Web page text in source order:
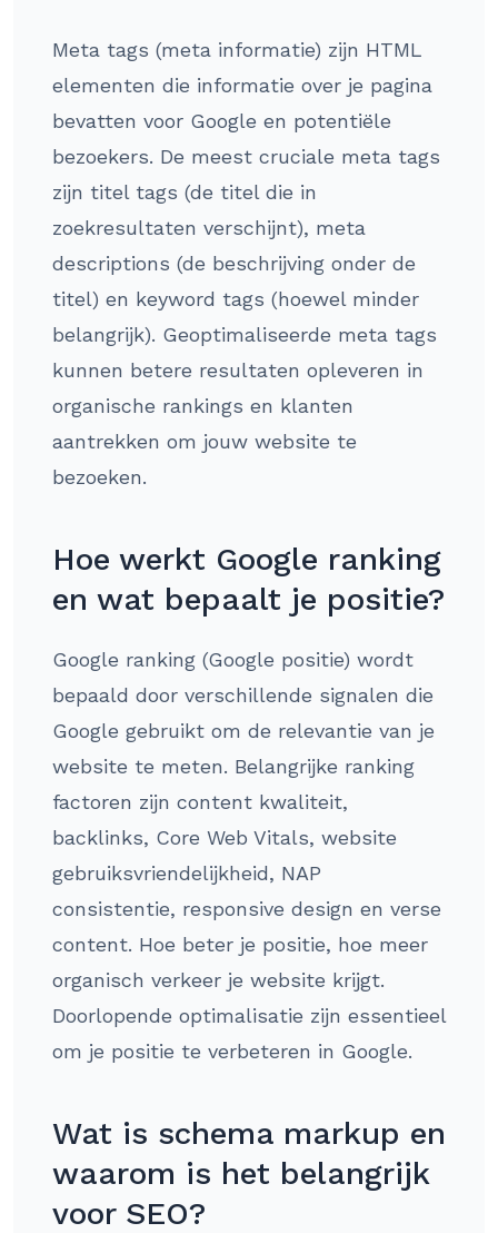
Meta tags (meta informatie) zijn HTML
elementen die informatie over je pagina
bevatten voor Google en potentiële
bezoekers. De meest cruciale meta tags
zijn titel tags (de titel die in
zoekresultaten verschijnt), meta
descriptions (de beschrijving onder de
titel) en keyword tags (hoewel minder
belangrijk). Geoptimaliseerde meta tags
kunnen betere resultaten opleveren in
organische rankings en klanten
aantrekken om jouw website te
bezoeken.
Hoe werkt Google ranking
en wat bepaalt je positie?
Google ranking (Google positie) wordt
bepaald door verschillende signalen die
Google gebruikt om de relevantie van je
website te meten. Belangrijke ranking
factoren zijn content kwaliteit,
backlinks, Core Web Vitals, website
gebruiksvriendelijkheid, NAP
consistentie, responsive design en verse
content. Hoe beter je positie, hoe meer
organisch verkeer je website krijgt.
Doorlopende optimalisatie zijn essentieel
om je positie te verbeteren in Google.
Wat is schema markup en
waarom is het belangrijk
voor SEO?